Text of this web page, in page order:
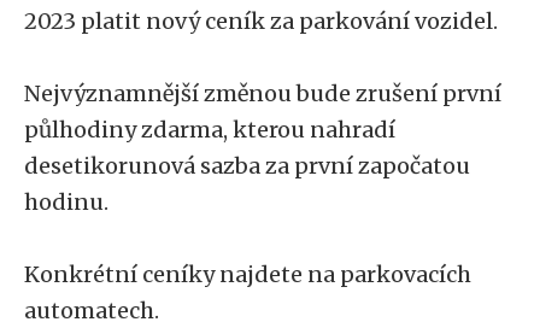
2023 platit nový ceník za parkování vozidel.
Nejvýznamnější změnou bude zrušení první
půlhodiny zdarma, kterou nahradí
desetikorunová sazba za první započatou
hodinu.
Konkrétní ceníky najdete na parkovacích
automatech.